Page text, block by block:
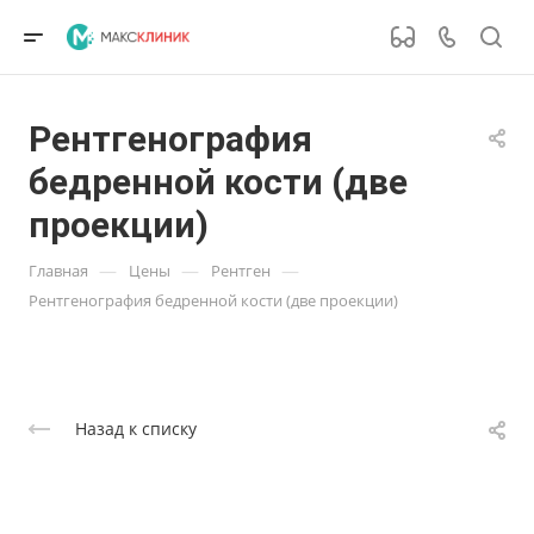
Рентгенография
бедренной кости (две
проекции)
Главная — Цены — Рентген —
Рентгенография бедренной кости (две проекции)
Назад к списку